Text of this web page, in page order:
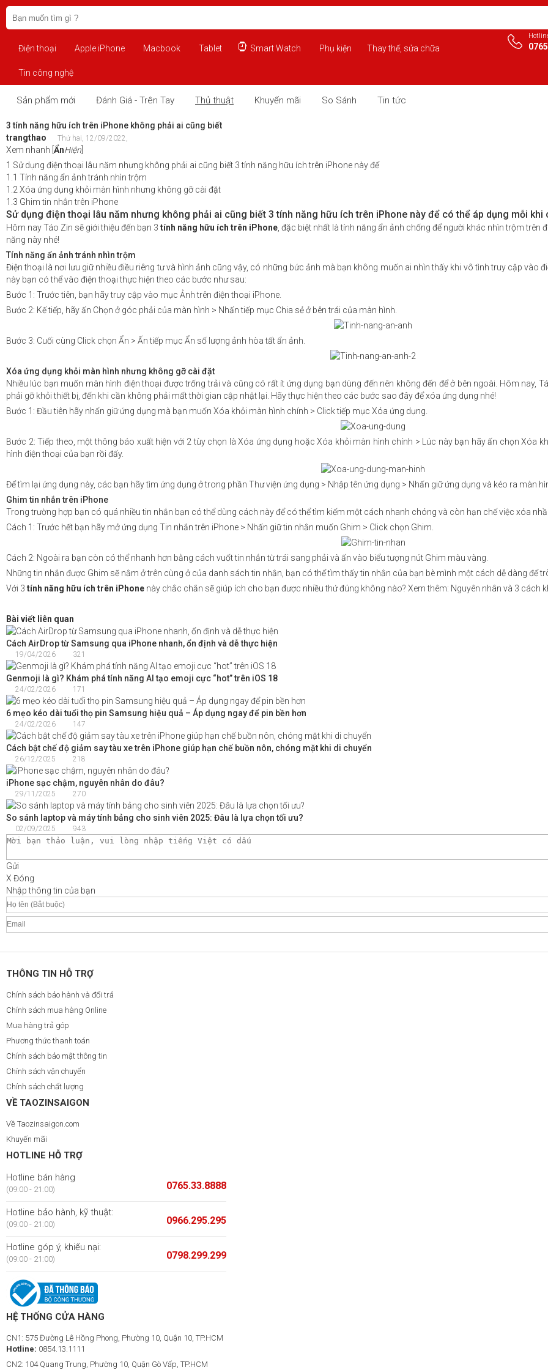
Điện thoại Apple iPhone Macbook Tablet Smart Watch Phụ kiện Thay thế, sửa chữa
Tin công nghệ
Sản phẩm mới Đánh Giá - Trên Tay Thủ thuật Khuyến mãi So Sánh Tin tức
3 tính năng hữu ích trên iPhone không phải ai cũng biết
trangthao
Thứ hai, 12/09/2022,
Xem nhanh ẨnHiện
1 Sử dụng điện thoại lâu năm nhưng không phải ai cũng biết 3 tính năng hữu ích trên iPhone này để
1.1 Tính năng ẩn ảnh tránh nhìn trộm
1.2 Xóa ứng dụng khỏi màn hình nhưng không gỡ cài đặt
1.3 Ghim tin nhắn trên iPhone
Sử dụng điện thoại lâu năm nhưng không phải ai cũng biết 3 tính năng hữu ích trên iPhone này để có thể áp dụng mỗi khi
Hôm nay Táo Zin sẽ giới thiệu đến bạn 3 tính năng hữu ích trên iPhone , đặc biệt nhất là tính năng ẩn ảnh chống để người khác nhìn trộm
năng này nhé!
Tính năng ẩn ảnh tránh nhìn trộm
Điện thoại là nơi lưu giữ nhiều điều riêng tư và hình ảnh cũng vậy, có những bức ảnh mà bạn không muốn ai nhìn thấy khi vô tình truy cập vào
này bạn có thể vào điện thoại thực hiện theo các bước như sau:
Bước 1: Trước tiên, bạn hãy truy cập vào mục Ảnh trên điện thoại iPhone.
Bước 2: Kế tiếp, hãy ấn Chọn ở góc phải của màn hình > Nhấn tiếp mục Chia sẻ ở bên trái của màn hình.
Bước 3: Cuối cùng Click chọn Ẩn > Ấn tiếp mục Ẩn số lượng ảnh hòa tất ẩn ảnh.
Xóa ứng dụng khỏi màn hình nhưng không gỡ cài đặt
Nhiều lúc bạn muốn màn hình điện thoại được trống trải và cũng có rất ít ứng dụng bạn dùng đến nên không đến để ở bên ngoài. Hôm nay,
phải gỡ khỏi thiết bị, đến khi cần không phải mất thời gian cập nhật lại. Hãy thực hiện theo các bước sao đây để xóa ứng dụng nhé!
Bước 1: Đầu tiên hãy nhấn giữ ứng dụng mà bạn muốn Xóa khỏi màn hình chính > Click tiếp mục Xóa ứng dụng.
Bước 2: Tiếp theo, một thông báo xuất hiện với 2 tùy chọn là Xóa ứng dụng hoặc Xóa khỏi màn hình chính > Lúc này bạn hãy ấn chọn Xóa
hình điện thoại của bạn rồi đấy.
Để tìm lại ứng dụng này, các bạn hãy tìm ứng dụng ở trong phần Thư viện ứng dụng > Nhập tên ứng dụng > Nhấn giữ ứng dụng và kéo ra màn
Ghim tin nhắn trên iPhone
Trong trường hợp bạn có quá nhiều tin nhắn bạn có thể dùng cách này để có thể tìm kiếm một cách nhanh chóng và còn hạn chế việc xóa
Cách 1: Trước hết bạn hãy mở ứng dụng Tin nhắn trên iPhone > Nhấn giữ tin nhắn muốn Ghim > Click chọn Ghim.
Cách 2: Ngoài ra bạn còn có thể nhanh hơn bằng cách vuốt tin nhắn từ trái sang phải và ấn vào biểu tượng nút Ghim màu vàng.
Những tin nhắn được Ghim sẽ nằm ở trên cùng ở của danh sách tin nhắn, bạn có thể tìm thấy tin nhắn của bạn bè mình một cách dễ dàng để
Với 3 tính năng hữu ích trên iPhone này chắc chắn sẽ giúp ích cho bạn được nhiều thứ đúng không nào? Xem thêm: Nguyên nhân và 3 cách
Bài viết liên quan
Cách AirDrop từ Samsung qua iPhone nhanh, ổn định và dễ thực hiện
19/04/2026 321
Genmoji là gì? Khám phá tính năng AI tạo emoji cực “hot” trên iOS 18
24/02/2026 171
6 mẹo kéo dài tuổi thọ pin Samsung hiệu quả – Áp dụng ngay để pin bền hơn
24/02/2026 147
Cách bật chế độ giảm say tàu xe trên iPhone giúp hạn chế buồn nôn, chóng mặt khi di chuyển
26/12/2025 218
iPhone sạc chậm, nguyên nhân do đâu?
29/11/2025 270
So sánh laptop và máy tính bảng cho sinh viên 2025: Đâu là lựa chọn tối ưu?
02/09/2025 943
Gửi
X Đóng
Nhập thông tin của bạn
THÔNG TIN HỖ TRỢ
Chính sách bảo hành và đổi trả
Chính sách mua hàng Online
Mua hàng trả góp
Phương thức thanh toán
Chính sách bảo mật thông tin
Chính sách vận chuyển
Chính sách chất lượng
VỀ TAOZINSAIGON
Về Taozinsaigon.com
Khuyến mãi
HOTLINE HỖ TRỢ
Hotline bán hàng
(09:00 - 21:00) 0765.33.8888
Hotline bảo hành, kỹ thuật:
(09:00 - 21:00) 0966.295.295
Hotline góp ý, khiếu nại:
(09:00 - 21:00) 0798.299.299
HỆ THỐNG CỬA HÀNG
CN1: 575 Đường Lê Hồng Phong, Phường 10, Quận 10, TP.HCM
Hotline: 0854.13.1111
CN2: 104 Quang Trung, Phường 10, Quận Gò Vấp, TP.HCM